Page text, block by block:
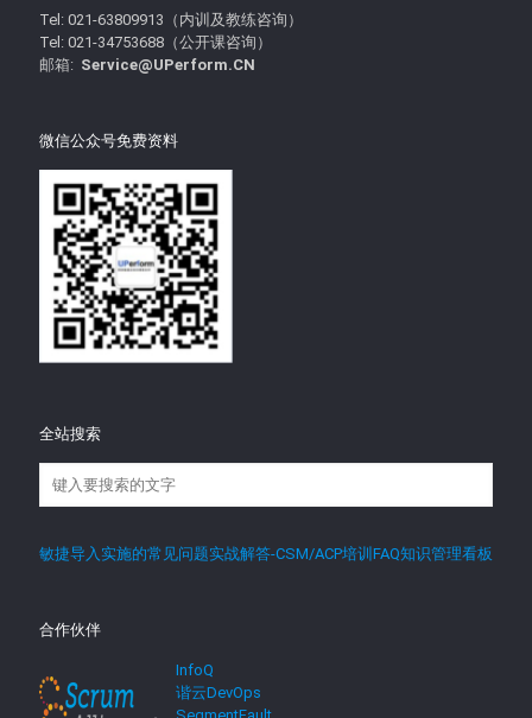
Tel: 021-63809913（内训及教练咨询）
Tel: 021-34753688（公开课咨询）
邮箱: Service@UPerform.CN
微信公众号免费资料
全站搜索
敏捷导入实施的常见问题实战解答-CSM/ACP培训FAQ知识管理看板
合作伙伴
InfoQ
谐云DevOps